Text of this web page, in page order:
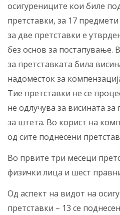
осигурениците кои биле
претставки, за 17
за две претставки е
без основ за постапување.
за претставката била
надоместок за
Тие претставки не се
не одлучува за висината
за штета. Во корист на
од сите поднесени
Во првите три месеци
физички лица и шест
Од аспект на видот на
претставки – 13 се